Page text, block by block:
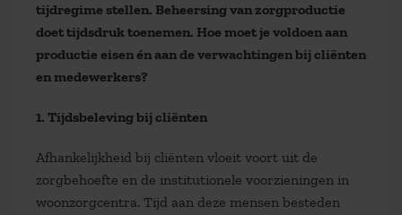
tijdregime stellen. Beheersing van zorgproductie
doet tijdsdruk toenemen. Hoe moet je voldoen aan
productie eisen én aan de verwachtingen bij cliënten
en medewerkers?
1. Tijdsbeleving bij cliënten
Afhankelijkheid bij cliënten vloeit voort uit de
zorgbehoefte en de institutionele voorzieningen in
woonzorgcentra. Tijd aan deze mensen besteden